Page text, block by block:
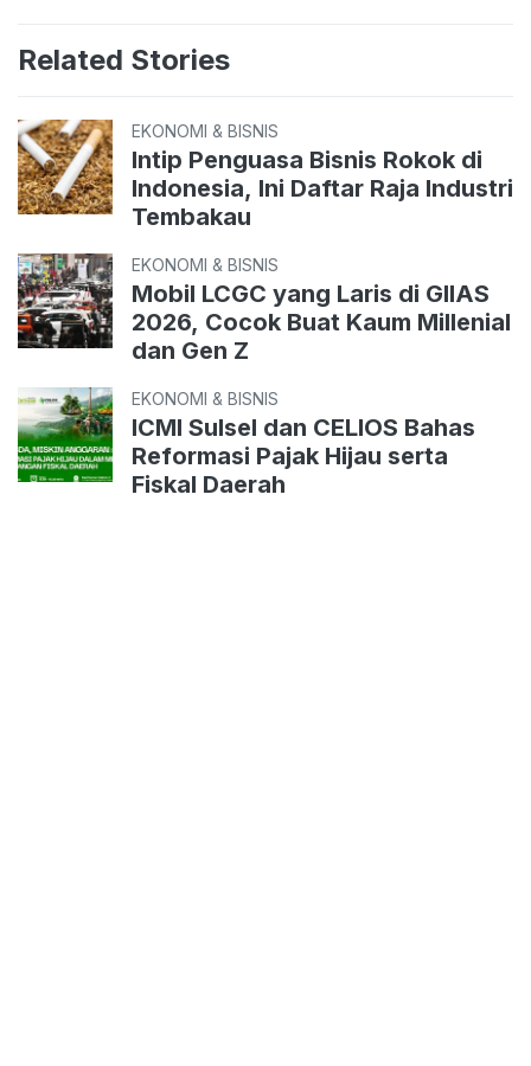
Related Stories
EKONOMI & BISNIS
Intip Penguasa Bisnis Rokok di
Indonesia, Ini Daftar Raja Industri
Tembakau
EKONOMI & BISNIS
Mobil LCGC yang Laris di GIIAS
2026, Cocok Buat Kaum Millenial
dan Gen Z
EKONOMI & BISNIS
ICMI Sulsel dan CELIOS Bahas
Reformasi Pajak Hijau serta
Fiskal Daerah